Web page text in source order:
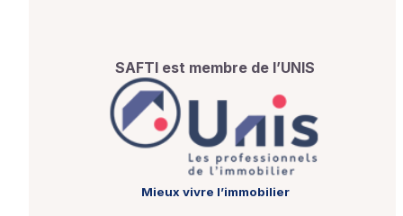
SAFTI est membre de l’UNIS
Mieux vivre l’immobilier